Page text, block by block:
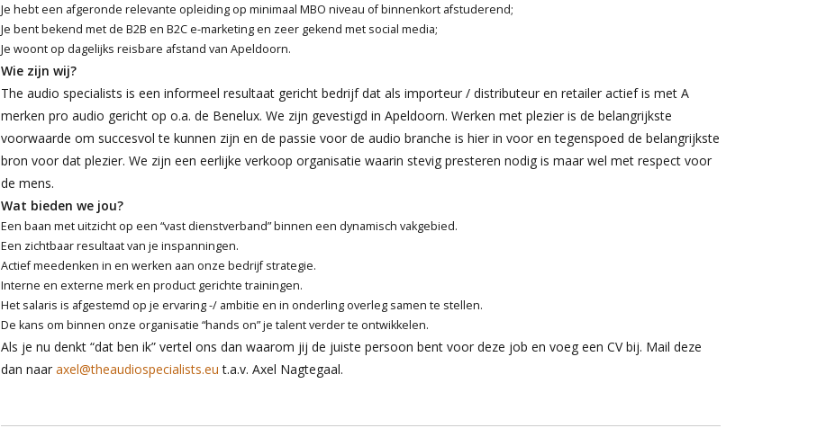
Je hebt een afgeronde relevante opleiding op minimaal MBO niveau of binnenkort afstuderend;
Je bent bekend met de B2B en B2C e-marketing en zeer gekend met social media;
Je woont op dagelijks reisbare afstand van Apeldoorn.
Wie zijn wij?
The audio specialists is een informeel resultaat gericht bedrijf dat als importeur / distributeur en retailer actief is met A
merken pro audio gericht op o.a. de Benelux. We zijn gevestigd in Apeldoorn. Werken met plezier is de belangrijkste
voorwaarde om succesvol te kunnen zijn en de passie voor de audio branche is hier in voor en tegenspoed de belangrijkste
bron voor dat plezier. We zijn een eerlijke verkoop organisatie waarin stevig presteren nodig is maar wel met respect voor
de mens.
Wat bieden we jou?
Een baan met uitzicht op een “vast dienstverband” binnen een dynamisch vakgebied.
Een zichtbaar resultaat van je inspanningen.
Actief meedenken in en werken aan onze bedrijf strategie.
Interne en externe merk en product gerichte trainingen.
Het salaris is afgestemd op je ervaring -/ ambitie en in onderling overleg samen te stellen.
De kans om binnen onze organisatie “hands on” je talent verder te ontwikkelen.
Als je nu denkt “dat ben ik” vertel ons dan waarom jij de juiste persoon bent voor deze job en voeg een CV bij. Mail deze
dan naar axel@theaudiospecialists.eu t.a.v. Axel Nagtegaal.